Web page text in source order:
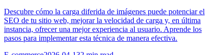
Descubre cómo la carga diferida de imágenes puede potenciar el
SEO de tu sitio web, mejorar la velocidad de carga y, en última
instancia, ofrecer una mejor experiencia al usuario. Aprende los
pasos para implementar esta técnica de manera efectiva.